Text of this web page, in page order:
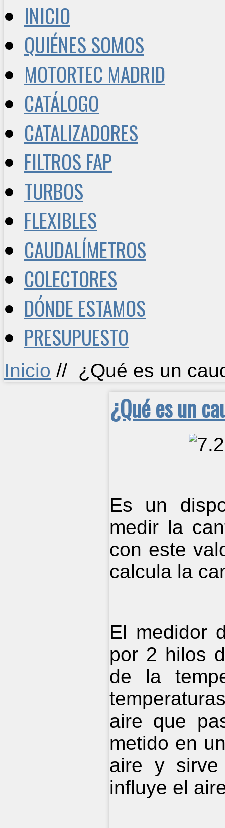
INICIO
QUIÉNES SOMOS
MOTORTEC MADRID
CATÁLOGO
CATALIZADORES
FILTROS FAP
TURBOS
FLEXIBLES
CAUDALÍMETROS
COLECTORES
DÓNDE ESTAMOS
PRESUPUESTO
Inicio // ¿Qué es un
¿Qué es un
Es un
medir la
con este
calcula la
El medidor
por 2 hilos
de la
aire que
metido en
aire y sirve
influye el